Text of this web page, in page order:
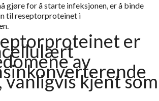
gjøre for å starte infeksjonen, er å binde
til reseptorproteinet i
er
av
vanligvis kjent som